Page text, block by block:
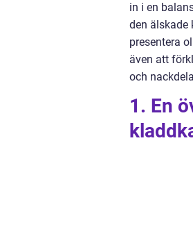
in i en
den älskade
presentera
även att
och
1. En